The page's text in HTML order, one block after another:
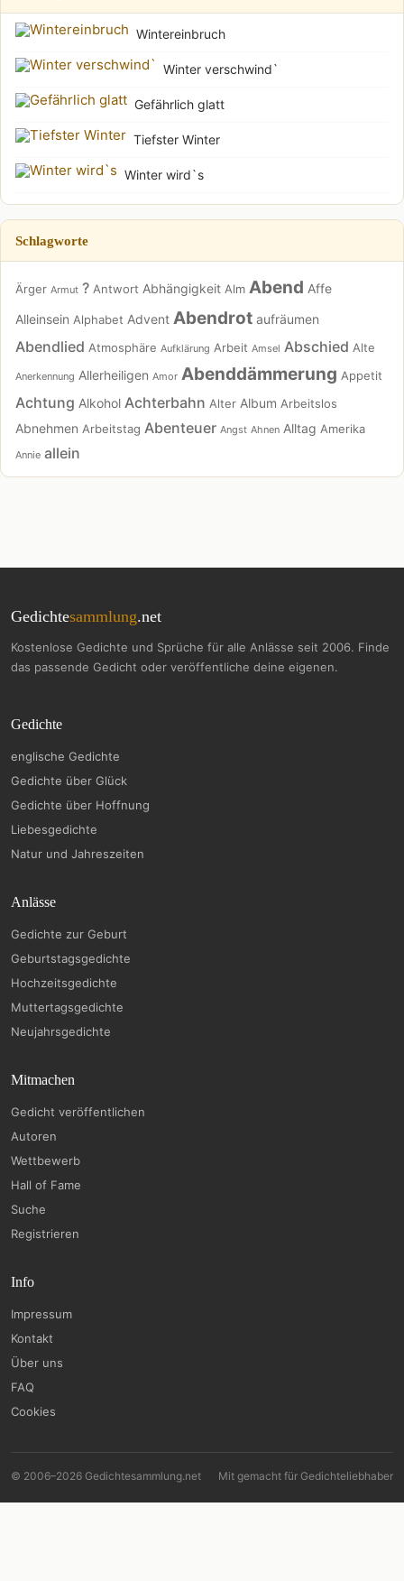
Wintereinbruch
Winter verschwind`
Gefährlich glatt
Tiefster Winter
Winter wird`s
Schlagworte
Ärger Armut ? Antwort Abhängigkeit Alm Abend Affe
Alleinsein Alphabet Advent Abendrot aufräumen
Abendlied Atmosphäre Aufklärung Arbeit Amsel Abschied Alte
Anerkennung Allerheiligen Amor Abenddämmerung Appetit
Achtung Alkohol Achterbahn Alter Album Arbeitslos
Abnehmen Arbeitstag Abenteuer Angst Ahnen Alltag Amerika
Annie allein
Gedichtesammlung.net
Kostenlose Gedichte und Sprüche für alle Anlässe seit 2006. Finde
das passende Gedicht oder veröffentliche deine eigenen.
Gedichte
englische Gedichte
Gedichte über Glück
Gedichte über Hoffnung
Liebesgedichte
Natur und Jahreszeiten
Anlässe
Gedichte zur Geburt
Geburtstagsgedichte
Hochzeitsgedichte
Muttertagsgedichte
Neujahrsgedichte
Mitmachen
Gedicht veröffentlichen
Autoren
Wettbewerb
Hall of Fame
Suche
Registrieren
Info
Impressum
Kontakt
Über uns
FAQ
Cookies
© 2006–2026 Gedichtesammlung.net Mit gemacht für Gedichteliebhaber